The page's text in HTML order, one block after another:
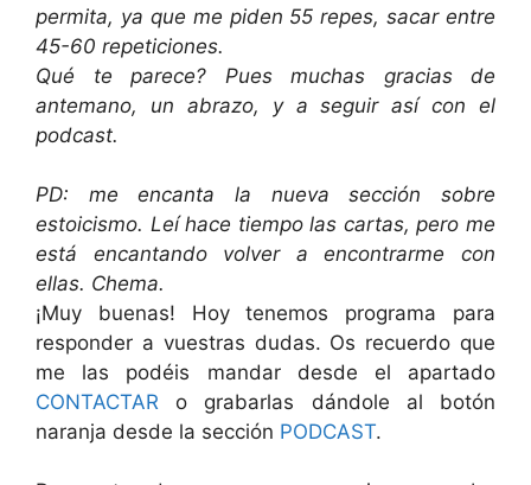
permita, ya que me piden 55 repes, sacar entre
45-60 repeticiones.
Qué te parece? Pues muchas gracias de
antemano, un abrazo, y a seguir así con el
podcast.
PD: me encanta la nueva sección sobre
estoicismo. Leí hace tiempo las cartas, pero me
está encantando volver a encontrarme con
ellas. Chema.
¡Muy buenas! Hoy tenemos programa para
responder a vuestras dudas. Os recuerdo que
me las podéis mandar desde el apartado
CONTACTAR o grabarlas dándole al botón
naranja desde la sección PODCAST.